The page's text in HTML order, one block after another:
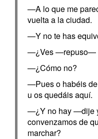
—A lo que me
vuelta a la ciudad.
—Y no te has
—¿Ves —repuso—
—¿Cómo no?
—Pues o habéis
u os quedáis aquí.
—¿Y no hay —dije
convenzamos de
marchar?